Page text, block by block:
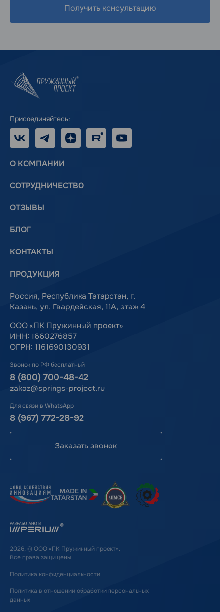
Получить консультацию
Присоединяйтесь:
VK TelegramДзен RUTUBE
О КОМПАНИИ
СОТРУДНИЧЕСТВО
ОТЗЫВЫ
БЛОГ
КОНТАКТЫ
ПРОДУКЦИЯ
Россия, Республика Татарстан, г.
Казань, ул. Гвардейская, 11А, этаж 4
ООО «ПК Пружинный проект»
ИНН: 1660276857
ОГРН: 1161690130931
Звонок по РФ бесплатный
8 (800) 700-48-42
zakaz@springs-project.ru
Для связи в WhatsApp
8 (967) 772-28-92
Заказать звонок
2026, © ООО «ПК Пружинный проект».
Все права защищены
Политика конфиденциальности
Политика в отношении обработки персональных
данных